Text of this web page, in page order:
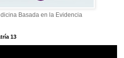
Basada en la Evidencia
13